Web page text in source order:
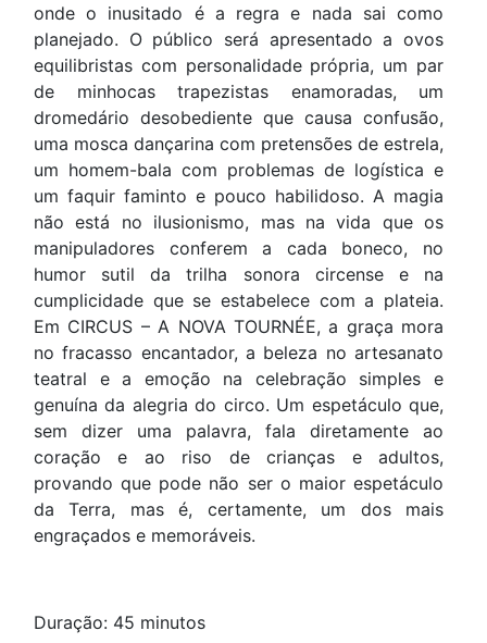
onde o inusitado é a regra e nada sai como
planejado. O público será apresentado a ovos
equilibristas com personalidade própria, um par
de minhocas trapezistas enamoradas, um
dromedário desobediente que causa confusão,
uma mosca dançarina com pretensões de estrela,
um homem-bala com problemas de logística e
um faquir faminto e pouco habilidoso. A magia
não está no ilusionismo, mas na vida que os
manipuladores conferem a cada boneco, no
humor sutil da trilha sonora circense e na
cumplicidade que se estabelece com a plateia.
Em CIRCUS – A NOVA TOURNÉE, a graça mora
no fracasso encantador, a beleza no artesanato
teatral e a emoção na celebração simples e
genuína da alegria do circo. Um espetáculo que,
sem dizer uma palavra, fala diretamente ao
coração e ao riso de crianças e adultos,
provando que pode não ser o maior espetáculo
da Terra, mas é, certamente, um dos mais
engraçados e memoráveis.
Duração: 45 minutos